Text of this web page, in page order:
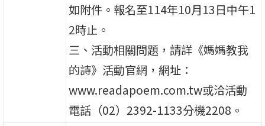
如附件。報名至114年10月13日中午1
2時止。
三、活動相關問題，請詳《媽媽教我
的詩》活動官網，網址：
www.readapoem.com.tw或洽活動
電話（02）2392-1133分機2208。